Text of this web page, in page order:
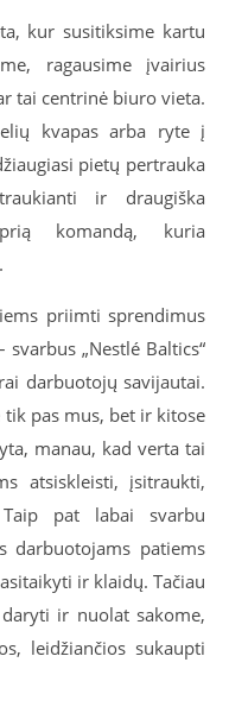
kur susitiksime kartu
ragausime įvairius
tai centrinė biuro vieta.
kvapas arba ryte į
pietų pertrauka
ir draugiška
komandą, kuria
priimti sprendimus
„Nestlé Baltics“
darbuotojų savijautai.
pas mus, bet ir kitose
manau, kad verta tai
atsiskleisti, įsitraukti,
pat labai svarbu
darbuotojams patiems
ir klaidų. Tačiau
ir nuolat sakome,
leidžiančios sukaupti